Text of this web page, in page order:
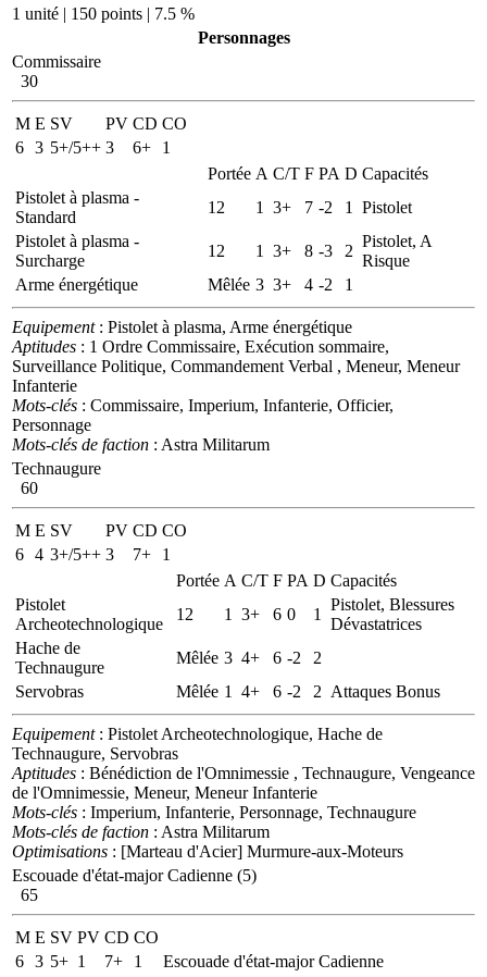
1 unité | 150 points | 7.5 %
Personnages
Commissaire
30
M E SV PV CD CO
6 3 5+/5++ 3 6+
1
Portée A C/T F PA D Capacités
Pistolet à plasma -
Standard
12 1 3+ 7 -2 1
Pistolet
Pistolet à plasma -
Surcharge
12 1 3+ 8 -3 2
Pistolet, A
Risque
Arme énergétique
Mêlée 3 3+ 4 -2 1
Equipement: Pistolet à plasma, Arme énergétique
Aptitudes : 1 Ordre Commissaire, Exécution sommaire,
Surveillance Politique, Commandement Verbal , Meneur, Meneur
Infanterie
Mots-clés : Commissaire, Imperium, Infanterie, Officier,
Personnage
Mots-clés de faction : Astra Militarum
Technaugure
60
M E SV PV CD CO
6 4 3+/5++ 3 7+
1
Portée A C/T F PA D Capacités
Pistolet
Archeotechnologique
12 1 3+ 6 0 1
Pistolet, Blessures
Dévastatrices
Hache de
Technaugure
Mêlée 3 4+ 6 -2
2
Servobras
Mêlée 1 4+ 6 -2 2 Attaques Bonus
Equipement: Pistolet Archeotechnologique, Hache de
Technaugure, Servobras
Aptitudes : Bénédiction de l'Omnimessie , Technaugure, Vengeance
de l'Omnimessie, Meneur, Meneur Infanterie
Mots-clés : Imperium, Infanterie, Personnage, Technaugure
Mots-clés de faction : Astra Militarum
Optimisations : [Marteau d'Acier] Murmure-aux-Moteurs
Escouade d'état-major Cadienne (5)
65
M E SV PV CD CO
6 3 5+ 1 7+ 1
Escouade d'état-major Cadienne